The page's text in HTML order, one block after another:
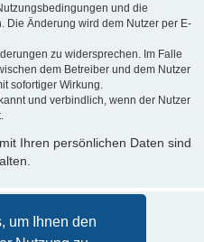
um Ihnen den
und die
Die Änderung wird dem Nutzer per E-
zu widersprechen. Im Falle
dem Betreiber und dem Nutzer
sofortiger Wirkung.
und verbindlich, wenn der Nutzer
Ihren persönlichen Daten sind